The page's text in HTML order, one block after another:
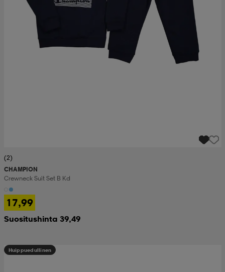
(2)
CHAMPION
Crewneck Suit Set B Kd
17,99
Suositushinta 39,49
Huippuedullinen